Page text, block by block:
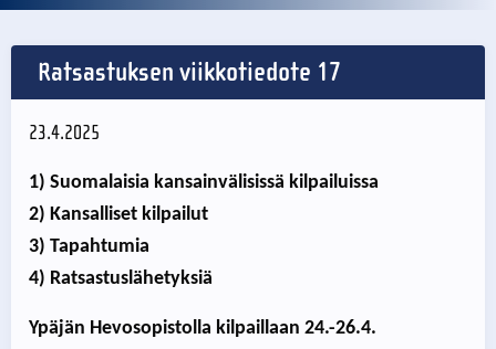
Ratsastuksen viikkotiedote 17
23.4.2025
1) Suomalaisia kansainvälisissä kilpailuissa
2) Kansalliset kilpailut
3) Tapahtumia
4) Ratsastuslähetyksiä
Ypäjän Hevosopistolla kilpaillaan 24.-26.4.